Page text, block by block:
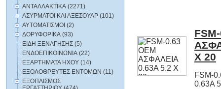
ΑΝΤΑΛΛΑΚΤΙΚΑ (2271)
ΑΣΥΡΜΑΤΟΙ ΚΑΙ ΑΞΕΣΟΥΑΡ (101)
ΑΥΤΟΜΑΤΙΣΜΟΙ (2)
ΔΟΡΥΦΟΡΙΚΑ (93)
ΕΙΔΗ ΞΕΝΑΓΗΣΗΣ (5)
ΕΝΔΟΕΠΙΚΟΙΝΩΝΙΑ (22)
ΕΞΑΡΤΗΜΑΤΑ HXOY (14)
ΕΞΟΛΟΘΡΕΥΤΕΣ ΕΝΤΟΜΩΝ (11)
ΕΞΟΠΛΙΣΜΟΣ
Χ 20
FSM-
0.63Α